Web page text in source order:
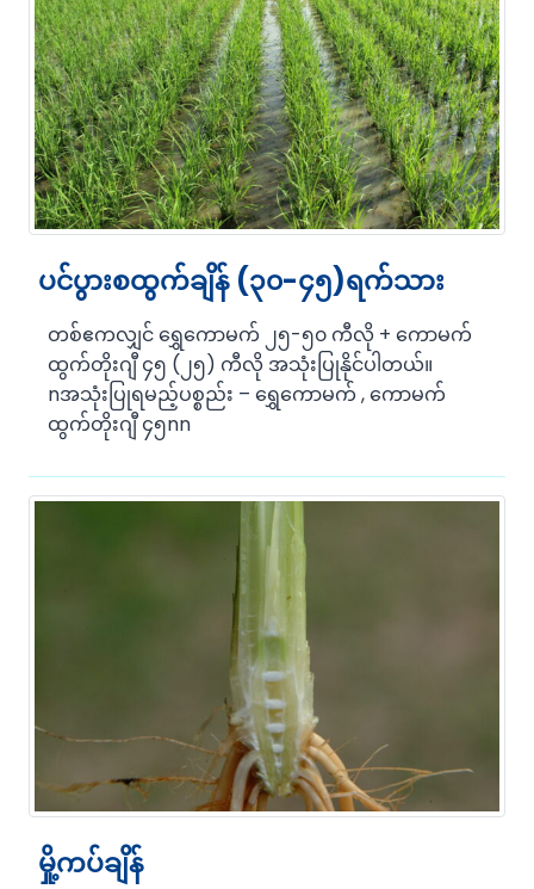
ပင်ပွားစထွက်ချိန် (၃၀-၄၅)ရက်သား
တစ်ဧကလျှင် ရွှေကောမက် ၂၅-၅၀ ကီလို + ကောမက်
ထွက်တိုးဂျီ ၄၅ (၂၅) ကီလို အသုံးပြုနိုင်ပါတယ်။
nအသုံးပြုရမည့်ပစ္စည်း – ရွှေကောမက် , ကောမက်
ထွက်တိုးဂျီ ၄၅nn
မှို့ကပ်ချိန်